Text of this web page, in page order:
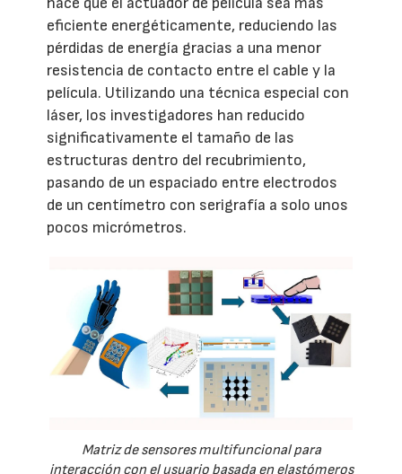
eficiente energéticamente, reduciendo las
pérdidas de energía gracias a una menor
resistencia de contacto entre el cable y la
película. Utilizando una técnica especial con
láser, los investigadores han reducido
significativamente el tamaño de las
estructuras dentro del recubrimiento,
pasando de un espaciado entre electrodos
de un centímetro con serigrafía a solo unos
pocos micrómetros.
Matriz de sensores multifuncional para
interacción con el usuario basada en elastómeros